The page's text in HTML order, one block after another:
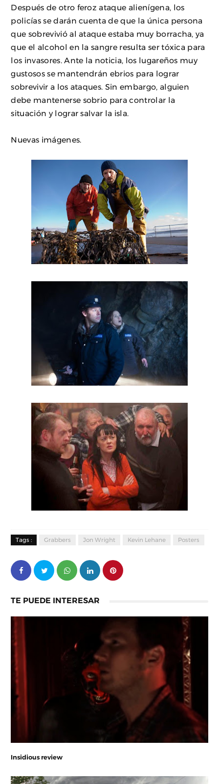
Después de otro feroz ataque alienígena, los
policías se darán cuenta de que la única persona
que sobrevivió al ataque estaba muy borracha, ya
que el alcohol en la sangre resulta ser tóxica para
los invasores. Ante la noticia, los lugareños muy
gustosos se mantendrán ebrios para lograr
sobrevivir a los ataques. Sin embargo, alguien
debe mantenerse sobrio para controlar la
situación y lograr salvar la isla.
Nuevas imágenes.
Tags : Grabbers Jon Wright Kevin Lehane Posters
TE PUEDE INTERESAR
Insidious review